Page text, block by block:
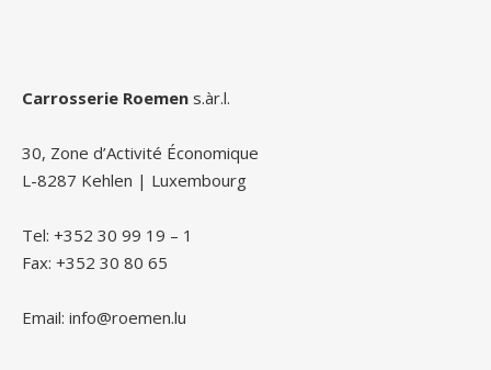
Carrosserie Roemen s.àr.l.
30, Zone d’Activité Économique
L-8287 Kehlen | Luxembourg
Tel: +352 30 99 19 – 1
Fax: +352 30 80 65
Email: info@roemen.lu